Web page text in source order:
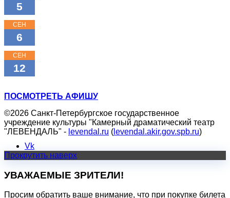
5
СЕН
6
СЕН
12
ПОСМОТРЕТЬ АФИШУ
©2026 Санкт-Петербургское государственное
учреждение культуры "Камерный драматический театр
"ЛЕВЕНДАЛЬ" - levendal.ru ( levendal.akir.gov.spb.ru)
Vk
Прокрутить наверх
УВАЖАЕМЫЕ ЗРИТЕЛИ!
Просим обратить ваше внимание, что при покупке билета